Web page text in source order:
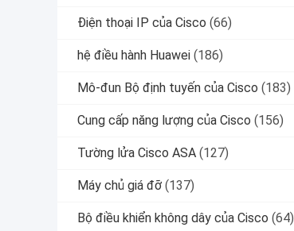
Điện thoại IP của Cisco (66)
hệ điều hành Huawei (186)
Mô-đun Bộ định tuyến của Cisco (183)
Cung cấp năng lượng của Cisco (156)
Tường lửa Cisco ASA (127)
Máy chủ giá đỡ (137)
Bộ điều khiển không dây của Cisco (64)